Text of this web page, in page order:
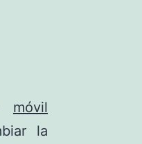
móvil
la